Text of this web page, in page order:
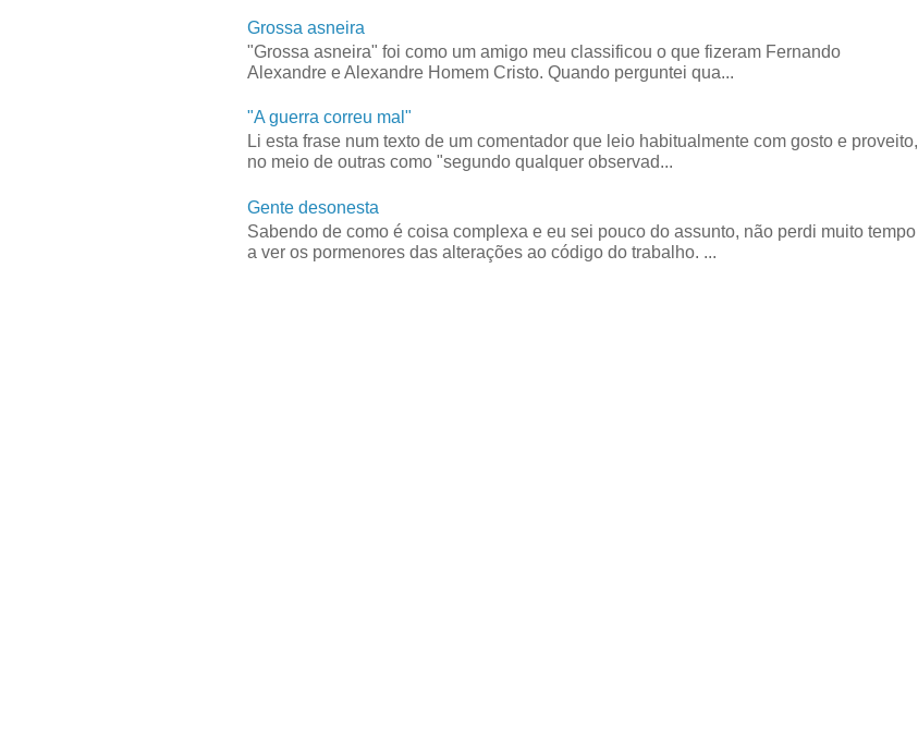
Grossa asneira
"Grossa asneira" foi como um amigo meu classificou o que fizeram Fernando
Alexandre e Alexandre Homem Cristo. Quando perguntei qua...
"A guerra correu mal"
Li esta frase num texto de um comentador que leio habitualmente com gosto e proveito,
no meio de outras como "segundo qualquer observad...
Gente desonesta
Sabendo de como é coisa complexa e eu sei pouco do assunto, não perdi muito tempo
a ver os pormenores das alterações ao código do trabalho. ...